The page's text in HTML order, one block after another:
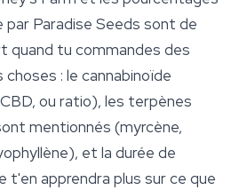
par Paradise Seeds sont de
quand tu commandes des
: le cannabinoïde
ou ratio), les terpènes
mentionnés (myrcène,
et la durée de
t'en apprendra plus sur ce que